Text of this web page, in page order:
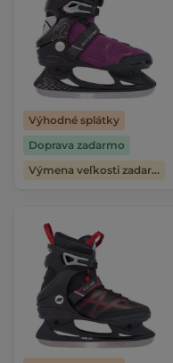
Výhodné splátky
Doprava zadarmo
Výmena veľkosti zadarmo